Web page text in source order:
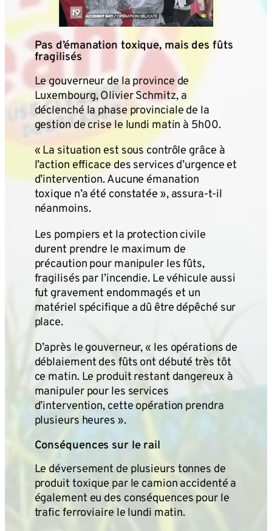
Pas d’émanation toxique, mais des fûts
fragilisés
Le gouverneur de la province de
Luxembourg, Olivier Schmitz, a
déclenché la phase provinciale de la
gestion de crise le lundi matin à 5h00.
« La situation est sous contrôle grâce à
l’action efficace des services d’urgence et
d’intervention. Aucune émanation
toxique n’a été constatée », assura-t-il
néanmoins.
Les pompiers et la protection civile
durent prendre le maximum de
précaution pour manipuler les fûts,
fragilisés par l’incendie. Le véhicule aussi
fut gravement endommagés et un
matériel spécifique a dû être dépêché sur
place.
D’après le gouverneur, « les opérations de
déblaiement des fûts ont débuté très tôt
ce matin. Le produit restant dangereux à
manipuler pour les services
d’intervention, cette opération prendra
plusieurs heures ».
Conséquences sur le rail
Le déversement de plusieurs tonnes de
produit toxique par le camion accidenté a
également eu des conséquences pour le
trafic ferroviaire le lundi matin.